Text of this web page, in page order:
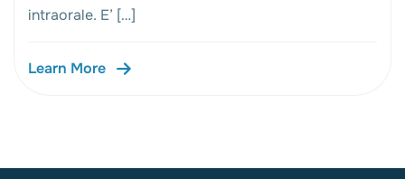
intraorale. E’ […]
Learn More